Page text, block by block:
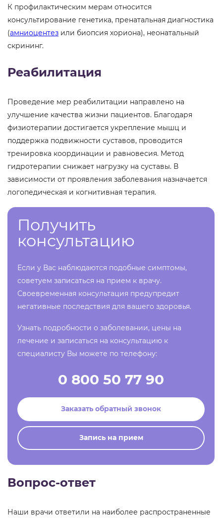
К профилактическим мерам относится
консультирование генетика, пренатальная диагностика
(амниоцентез или биопсия хориона), неонатальный
скрининг.
Реабилитация
Проведение мер реабилитации направлено на
улучшение качества жизни пациентов. Благодаря
физиотерапии достигается укрепление мышц и
поддержка подвижности суставов, проводится
тренировка координации и равновесия. Метод
гидротерапии снижает нагрузку на суставы. В
зависимости от проявления заболевания назначается
логопедическая и когнитивная терапия.
Получить
консультацию
Если у Вас наблюдаются подобные симптомы,
советуем записаться на прием к врачу.
Своевременная консультация предупредит
негативные последствия для вашего здоровья.
Узнать подробности о заболевании, цены на
лечение и записаться на консультацию к
специалисту Вы можете по телефону:
0 800 50 77 90
Заказать обратный звонок
Запись на прием
Вопрос-ответ
Наши врачи ответили на наиболее распространенные